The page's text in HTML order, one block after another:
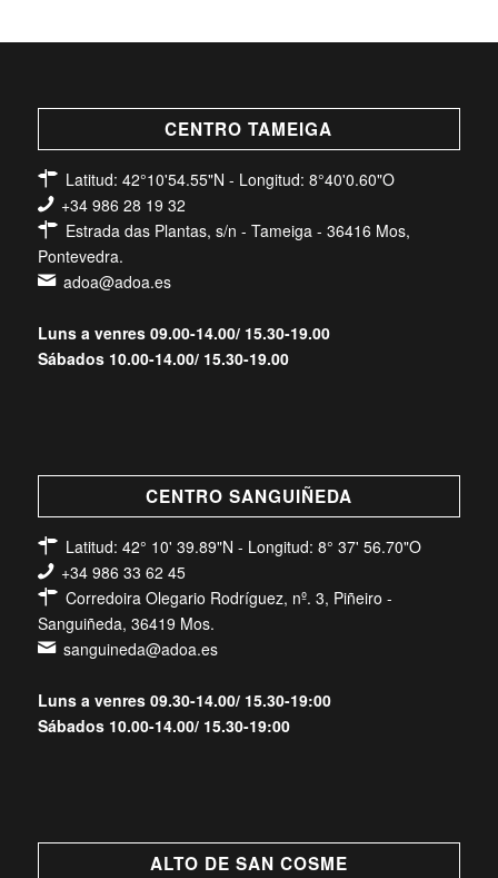
CENTRO TAMEIGA
Latitud: 42°10'54.55"N - Longitud: 8°40'0.60"O
+34 986 28 19 32
Estrada das Plantas, s/n - Tameiga - 36416 Mos,
Pontevedra.
adoa@adoa.es
Luns a venres 09.00-14.00/ 15.30-19.00
Sábados 10.00-14.00/ 15.30-19.00
CENTRO SANGUIÑEDA
Latitud: 42° 10' 39.89"N - Longitud: 8° 37' 56.70"O
+34 986 33 62 45
Corredoira Olegario Rodríguez, nº. 3, Piñeiro -
Sanguiñeda, 36419 Mos.
sanguineda@adoa.es
Luns a venres 09.30-14.00/ 15.30-19:00
Sábados 10.00-14.00/ 15.30-19:00
ALTO DE SAN COSME